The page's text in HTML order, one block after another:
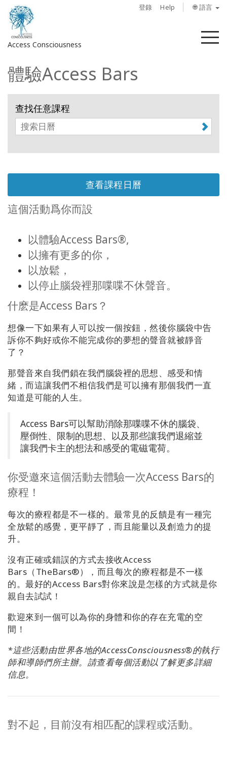
登錄 Help 🌐 語言
Access Consciousness
菜
登
錄
您
的
帳
戶
Access
Bars
區
課
導
師
Shop
體驗Access Bars
查找任意課程
查看課程日曆
這個活動爲你而設
以體驗Access Bars®,
以擁有更多的你，
以放鬆，
以停止腦袋裡那喋喋不休聲音。
什麽是Access Bars？
想像一下如果有人可以按一個按鈕，然後你腦袋中告
訴你不夠好或你不能完成你的夢想的聲音就被靜音
了？
那聲音來自我們鎖在我們腦袋裡的思想、感受和情
緒，而這讓我們不相信我們是可以擁有那個我們一直
知道是可能的人生。
Access Bars可以幫助消除那喋喋不休的腦袋、
壓倒性、限制的思想、以及那些讓我們退縮並
讓我們卡主的想法和感受的電磁電荷。
你受邀來這個活動去體驗一次Access Bars的
療程！
每次的療程都是不一樣的。最常見的反饋是有一種完
全放鬆的感覺，更平靜了，而且能量以及創造力的提
升。
沒有正確或錯誤的方式去接收Access
Bars（TheBars®），而且每次的療程都是不一樣
的。最好的Access Bars對你來說是怎樣的方式就是你
親自去試試！
歡迎來到一個可以為你的身體和你的存在充電的空
間！
*這些活動由世界各地的AccessConsciousness®的執行
師和導師們所主辦。請查看每個活動以了解更多詳細
信息。
對不起，目前沒有相匹配的課程或活動。